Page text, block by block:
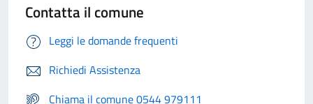
Contatta il comune
Leggi le domande frequenti
Richiedi Assistenza
Chiama il comune 0544 979111